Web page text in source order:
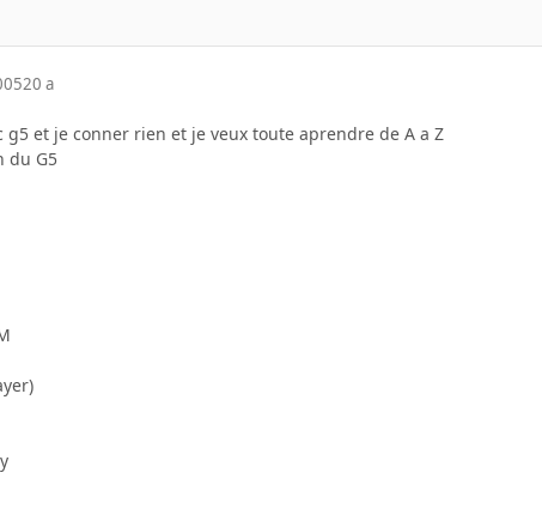
20 a
g5 et je conner rien et je veux toute aprendre de A a Z
du G5